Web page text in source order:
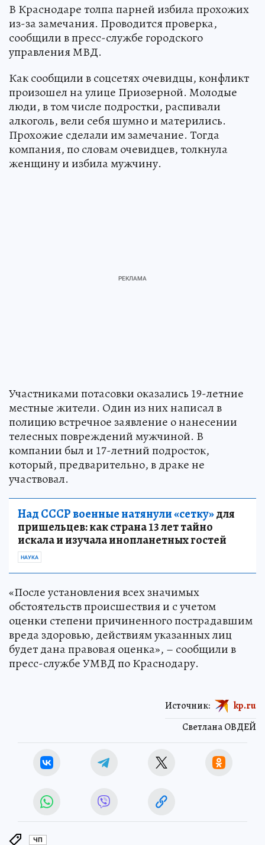
В Краснодаре толпа парней избила прохожих
из-за замечания. Проводится проверка,
сообщили в пресс-службе городского
управления МВД.
Как сообщили в соцсетях очевидцы, конфликт
произошел на улице Приозерной. Молодые
люди, в том числе подростки, распивали
алкоголь, вели себя шумно и матерились.
Прохожие сделали им замечание. Тогда
компания, по словам очевидцев, толкнула
женщину и избила мужчину.
Участниками потасовки оказались 19-летние
местные жители. Один из них написал в
полицию встречное заявление о нанесении
телесных повреждений мужчиной. В
компании был и 17-летний подросток,
который, предварительно, в драке не
участвовал.
Над СССР военные натянули «сетку»для
пришельцев: как страна 13 лет тайно
искала и изучала инопланетных гостей
НАУКА
«После установления всех значимых
обстоятельств происшествия и с учетом
оценки степени причиненного пострадавшим
вреда здоровью, действиям указанных лиц
будет дана правовая оценка», – сообщили в
пресс-службе УМВД по Краснодару.
Светлана ОВДЕЙ
Источник: kp.ru
ЧП